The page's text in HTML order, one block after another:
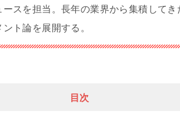
スを担当。長年の業界から集積して
ト論を展開する。
目次